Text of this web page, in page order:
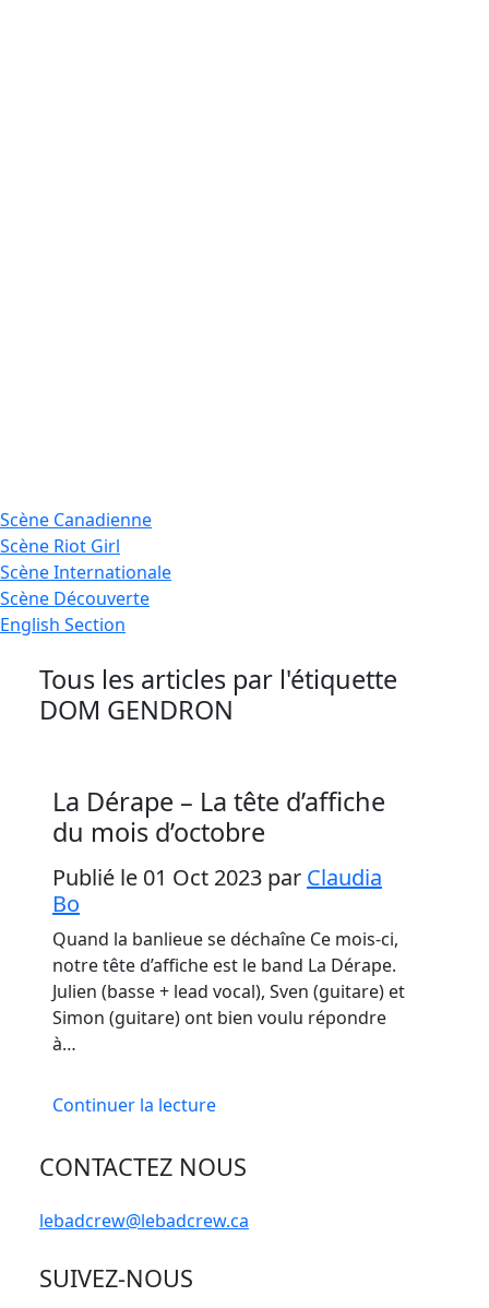
Scène Canadienne
Scène Riot Girl
ScèneInternationale
Scène Découverte
English Section
Tous les articles par l'étiquette
DOM GENDRON
La Dérape – La tête d’affiche
du mois d’octobre
Publié le 01 Oct 2023 par Claudia
Bo
Quand la banlieue se déchaîne Ce mois-ci,
notre tête d’affiche est le band La Dérape.
Julien (basse + lead vocal), Sven (guitare) et
Simon (guitare) ont bien voulu répondre
à…
Continuer la lecture
CONTACTEZ NOUS
lebadcrew@lebadcrew.ca
SUIVEZ-NOUS